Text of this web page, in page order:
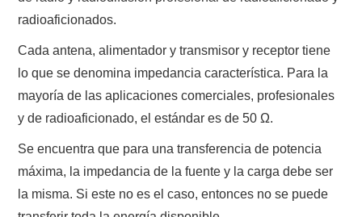
radioaficionados.
Cada antena, alimentador y transmisor y receptor tiene
lo que se denomina impedancia característica. Para la
mayoría de las aplicaciones comerciales, profesionales
y de radioaficionado, el estándar es de 50 Ω.
Se encuentra que para una transferencia de potencia
máxima, la impedancia de la fuente y la carga debe ser
la misma. Si este no es el caso, entonces no se puede